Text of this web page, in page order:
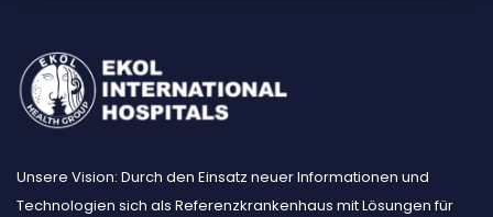
Unsere Vision: Durch den Einsatz neuer Informationen und
Technologien sich als Referenzkrankenhaus mit Lösungen für